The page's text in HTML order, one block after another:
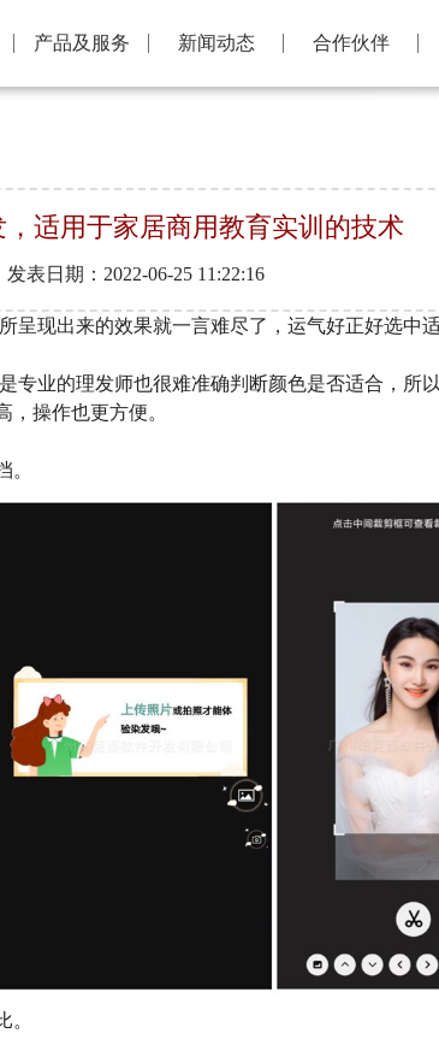
产品及服务 新闻动态 合作伙伴
，适用于家居商用教育实训的技术
发表日期：2022-06-25 11:22:16
呈现出来的效果就一言难尽了，运气好正好选中
业的理发师也很难准确判断颜色是否适合，所
操作也更方便。
。
。